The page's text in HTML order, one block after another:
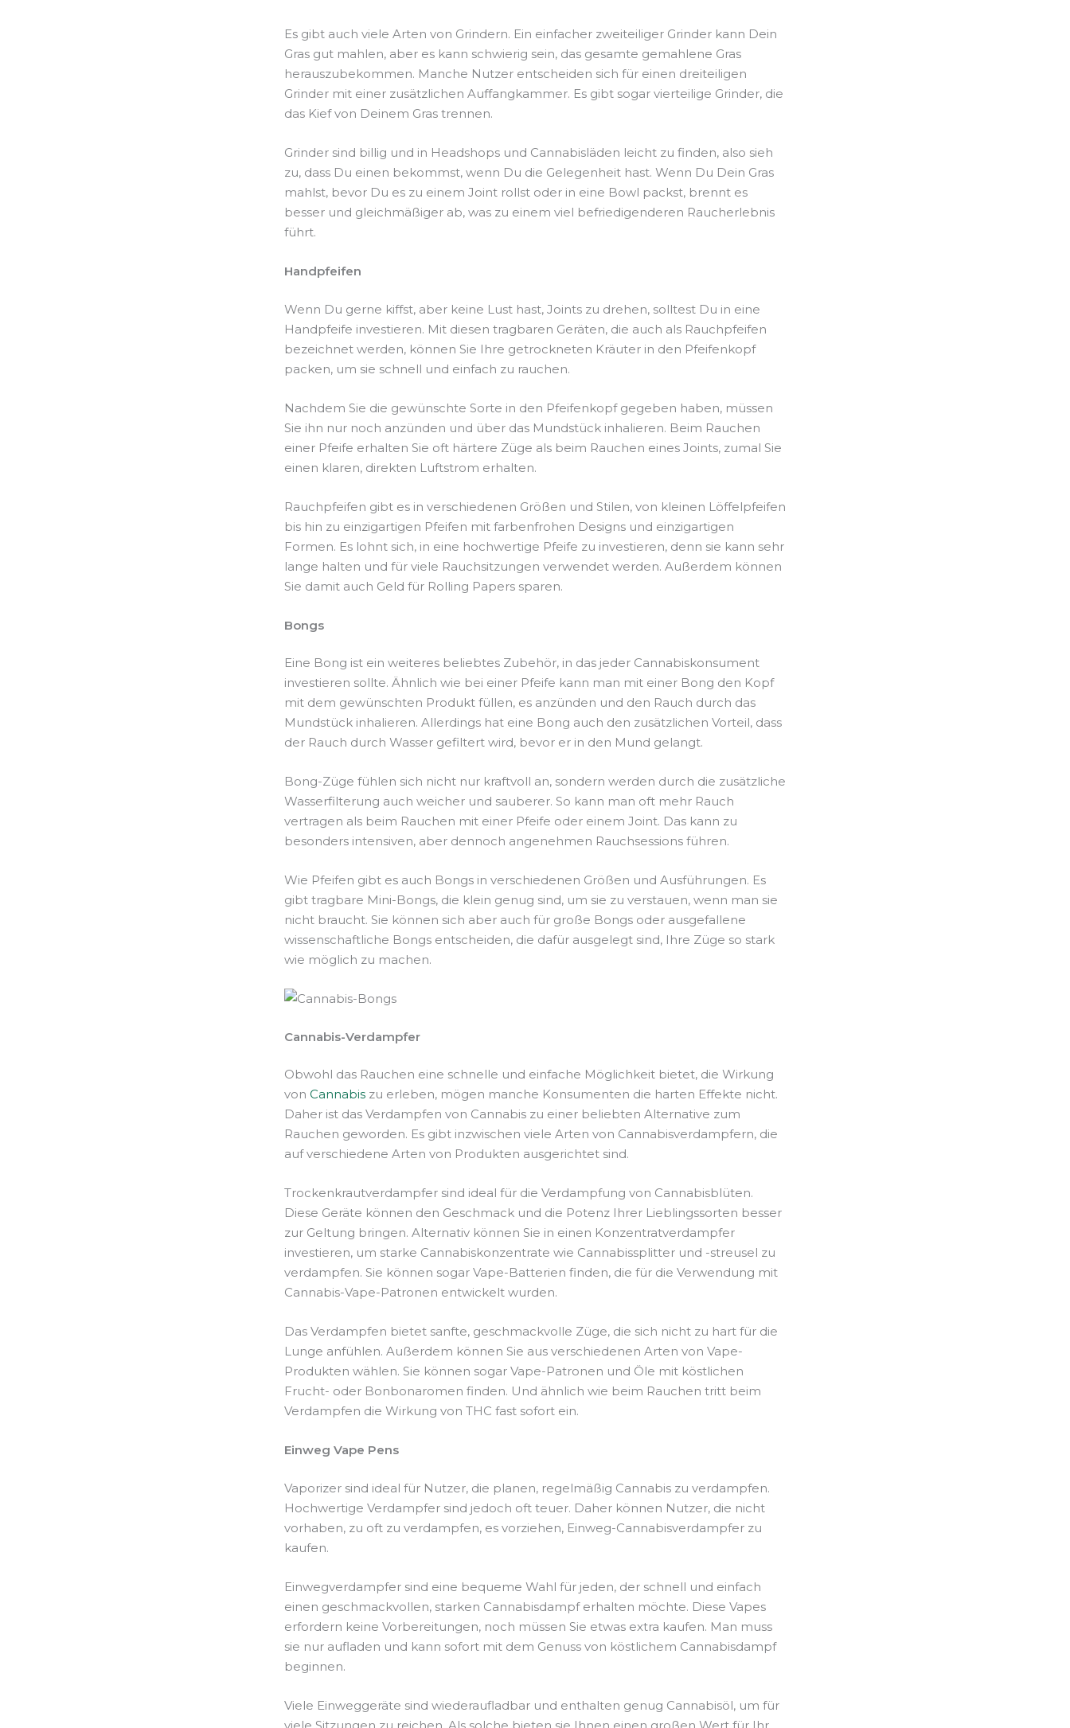
Es gibt auch viele Arten von Grindern. Ein einfacher zweiteiliger Grinder kann Dein
Gras gut mahlen, aber es kann schwierig sein, das gesamte gemahlene Gras
herauszubekommen. Manche Nutzer entscheiden sich für einen dreiteiligen
Grinder mit einer zusätzlichen Auffangkammer. Es gibt sogar vierteilige Grinder, die
das Kief von Deinem Gras trennen.
Grinder sind billig und in Headshops und Cannabisläden leicht zu finden, also sieh
zu, dass Du einen bekommst, wenn Du die Gelegenheit hast. Wenn Du Dein Gras
mahlst, bevor Du es zu einem Joint rollst oder in eine Bowl packst, brennt es
besser und gleichmäßiger ab, was zu einem viel befriedigenderen Raucherlebnis
führt.
Handpfeifen
Wenn Du gerne kiffst, aber keine Lust hast, Joints zu drehen, solltest Du in eine
Handpfeife investieren. Mit diesen tragbaren Geräten, die auch als Rauchpfeifen
bezeichnet werden, können Sie Ihre getrockneten Kräuter in den Pfeifenkopf
packen, um sie schnell und einfach zu rauchen.
Nachdem Sie die gewünschte Sorte in den Pfeifenkopf gegeben haben, müssen
Sie ihn nur noch anzünden und über das Mundstück inhalieren. Beim Rauchen
einer Pfeife erhalten Sie oft härtere Züge als beim Rauchen eines Joints, zumal Sie
einen klaren, direkten Luftstrom erhalten.
Rauchpfeifen gibt es in verschiedenen Größen und Stilen, von kleinen Löffelpfeifen
bis hin zu einzigartigen Pfeifen mit farbenfrohen Designs und einzigartigen
Formen. Es lohnt sich, in eine hochwertige Pfeife zu investieren, denn sie kann sehr
lange halten und für viele Rauchsitzungen verwendet werden. Außerdem können
Sie damit auch Geld für Rolling Papers sparen.
Bongs
Eine Bong ist ein weiteres beliebtes Zubehör, in das jeder Cannabiskonsument
investieren sollte. Ähnlich wie bei einer Pfeife kann man mit einer Bong den Kopf
mit dem gewünschten Produkt füllen, es anzünden und den Rauch durch das
Mundstück inhalieren. Allerdings hat eine Bong auch den zusätzlichen Vorteil, dass
der Rauch durch Wasser gefiltert wird, bevor er in den Mund gelangt.
Bong-Züge fühlen sich nicht nur kraftvoll an, sondern werden durch die zusätzliche
Wasserfilterung auch weicher und sauberer. So kann man oft mehr Rauch
vertragen als beim Rauchen mit einer Pfeife oder einem Joint. Das kann zu
besonders intensiven, aber dennoch angenehmen Rauchsessions führen.
Wie Pfeifen gibt es auch Bongs in verschiedenen Größen und Ausführungen. Es
gibt tragbare Mini-Bongs, die klein genug sind, um sie zu verstauen, wenn man sie
nicht braucht. Sie können sich aber auch für große Bongs oder ausgefallene
wissenschaftliche Bongs entscheiden, die dafür ausgelegt sind, Ihre Züge so stark
wie möglich zu machen.
Cannabis-Verdampfer
Obwohl das Rauchen eine schnelle und einfache Möglichkeit bietet, die Wirkung
von Cannabis zu erleben, mögen manche Konsumenten die harten Effekte nicht.
Daher ist das Verdampfen von Cannabis zu einer beliebten Alternative zum
Rauchen geworden. Es gibt inzwischen viele Arten von Cannabisverdampfern, die
auf verschiedene Arten von Produkten ausgerichtet sind.
Trockenkrautverdampfer sind ideal für die Verdampfung von Cannabisblüten.
Diese Geräte können den Geschmack und die Potenz Ihrer Lieblingssorten besser
zur Geltung bringen. Alternativ können Sie in einen Konzentratverdampfer
investieren, um starke Cannabiskonzentrate wie Cannabissplitter und -streusel zu
verdampfen. Sie können sogar Vape-Batterien finden, die für die Verwendung mit
Cannabis-Vape-Patronen entwickelt wurden.
Das Verdampfen bietet sanfte, geschmackvolle Züge, die sich nicht zu hart für die
Lunge anfühlen. Außerdem können Sie aus verschiedenen Arten von Vape-
Produkten wählen. Sie können sogar Vape-Patronen und Öle mit köstlichen
Frucht- oder Bonbonaromen finden. Und ähnlich wie beim Rauchen tritt beim
Verdampfen die Wirkung von THC fast sofort ein.
Einweg Vape Pens
Vaporizer sind ideal für Nutzer, die planen, regelmäßig Cannabis zu verdampfen.
Hochwertige Verdampfer sind jedoch oft teuer. Daher können Nutzer, die nicht
vorhaben, zu oft zu verdampfen, es vorziehen, Einweg-Cannabisverdampfer zu
kaufen.
Einwegverdampfer sind eine bequeme Wahl für jeden, der schnell und einfach
einen geschmackvollen, starken Cannabisdampf erhalten möchte. Diese Vapes
erfordern keine Vorbereitungen, noch müssen Sie etwas extra kaufen. Man muss
sie nur aufladen und kann sofort mit dem Genuss von köstlichem Cannabisdampf
beginnen.
Viele Einweggeräte sind wiederaufladbar und enthalten genug Cannabisöl, um für
viele Sitzungen zu reichen. Als solche bieten sie Ihnen einen großen Wert für Ihr